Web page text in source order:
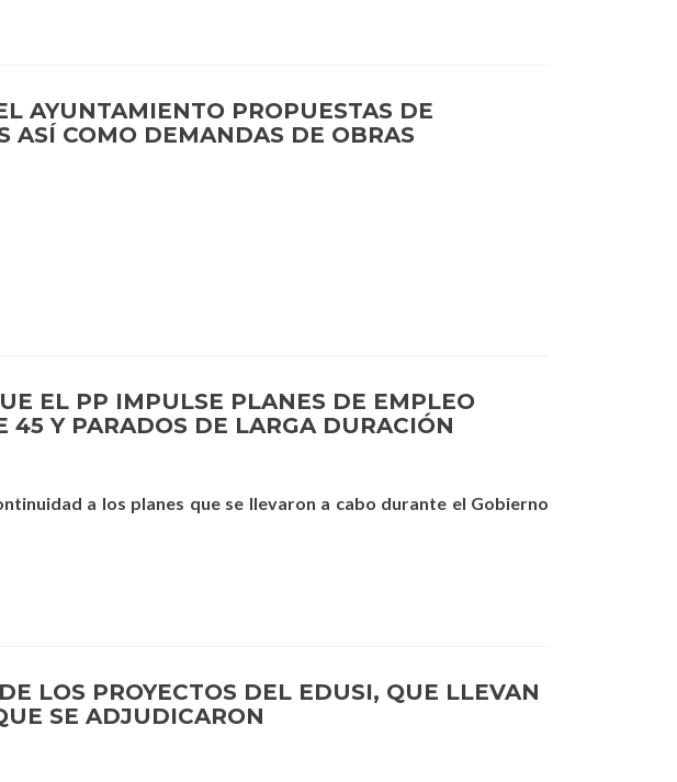
AYUNTAMIENTO PROPUESTAS DE
ASÍ COMO DEMANDAS DE OBRAS
EL PP IMPULSE PLANES DE EMPLEO
45 Y PARADOS DE LARGA DURACIÓN
a los planes que se llevaron a cabo durante el Gobierno
LOS PROYECTOS DEL EDUSI, QUE LLEVAN
SE ADJUDICARON